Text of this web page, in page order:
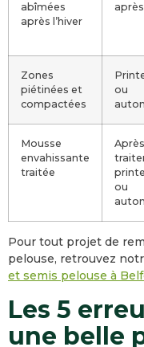
abîmées
après l’hiver
Zones
piétinées et
compactées
ou
Mousse
envahissante
traitée
Après
ou
Pour tout projet de
pelouse, retrouvez
et semis pelouse à
Les 5
une belle